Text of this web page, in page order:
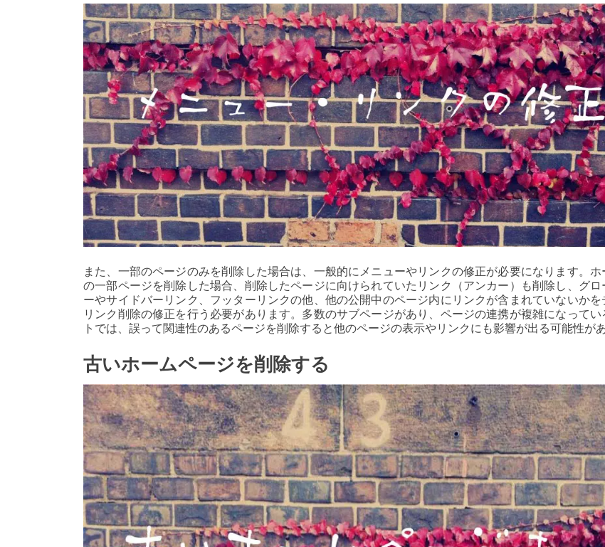
また、一部のページのみを削除した場合は、一般的にメニューやリンクの修正が必要になります。ホ
の一部ページを削除した場合、削除したページに向けられていたリンク（アンカー）も削除し、グロ
ーやサイドバーリンク、フッターリンクの他、他の公開中のページ内にリンクが含まれていないかを
リンク削除の修正を行う必要があります。多数のサブページがあり、ページの連携が複雑になってい
トでは、誤って関連性のあるページを削除すると他のページの表示やリンクにも影響が出る可能性があ
古いホームページを削除する